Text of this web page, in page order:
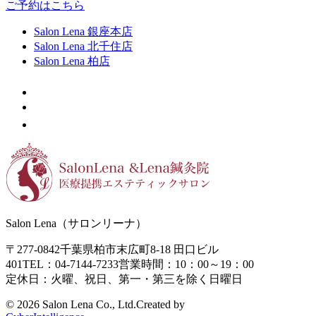
ご予約はこちら
Salon Lena 銀座本店
Salon Lena 北千住店
Salon Lena 柏店
Salon Lena（サロンリーナ）
〒277-0842千葉県柏市末広町8-18 田口ビル
401TEL：04-7144-7233営業時間：10：00～19：00
定休日：火曜、祝日、第一・第三を除く日曜日
© 2026 Salon Lena Co., Ltd.Created by